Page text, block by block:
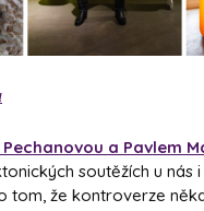
Pechanovou a Pavlem
soutěžích u nás
tom, že kontroverze